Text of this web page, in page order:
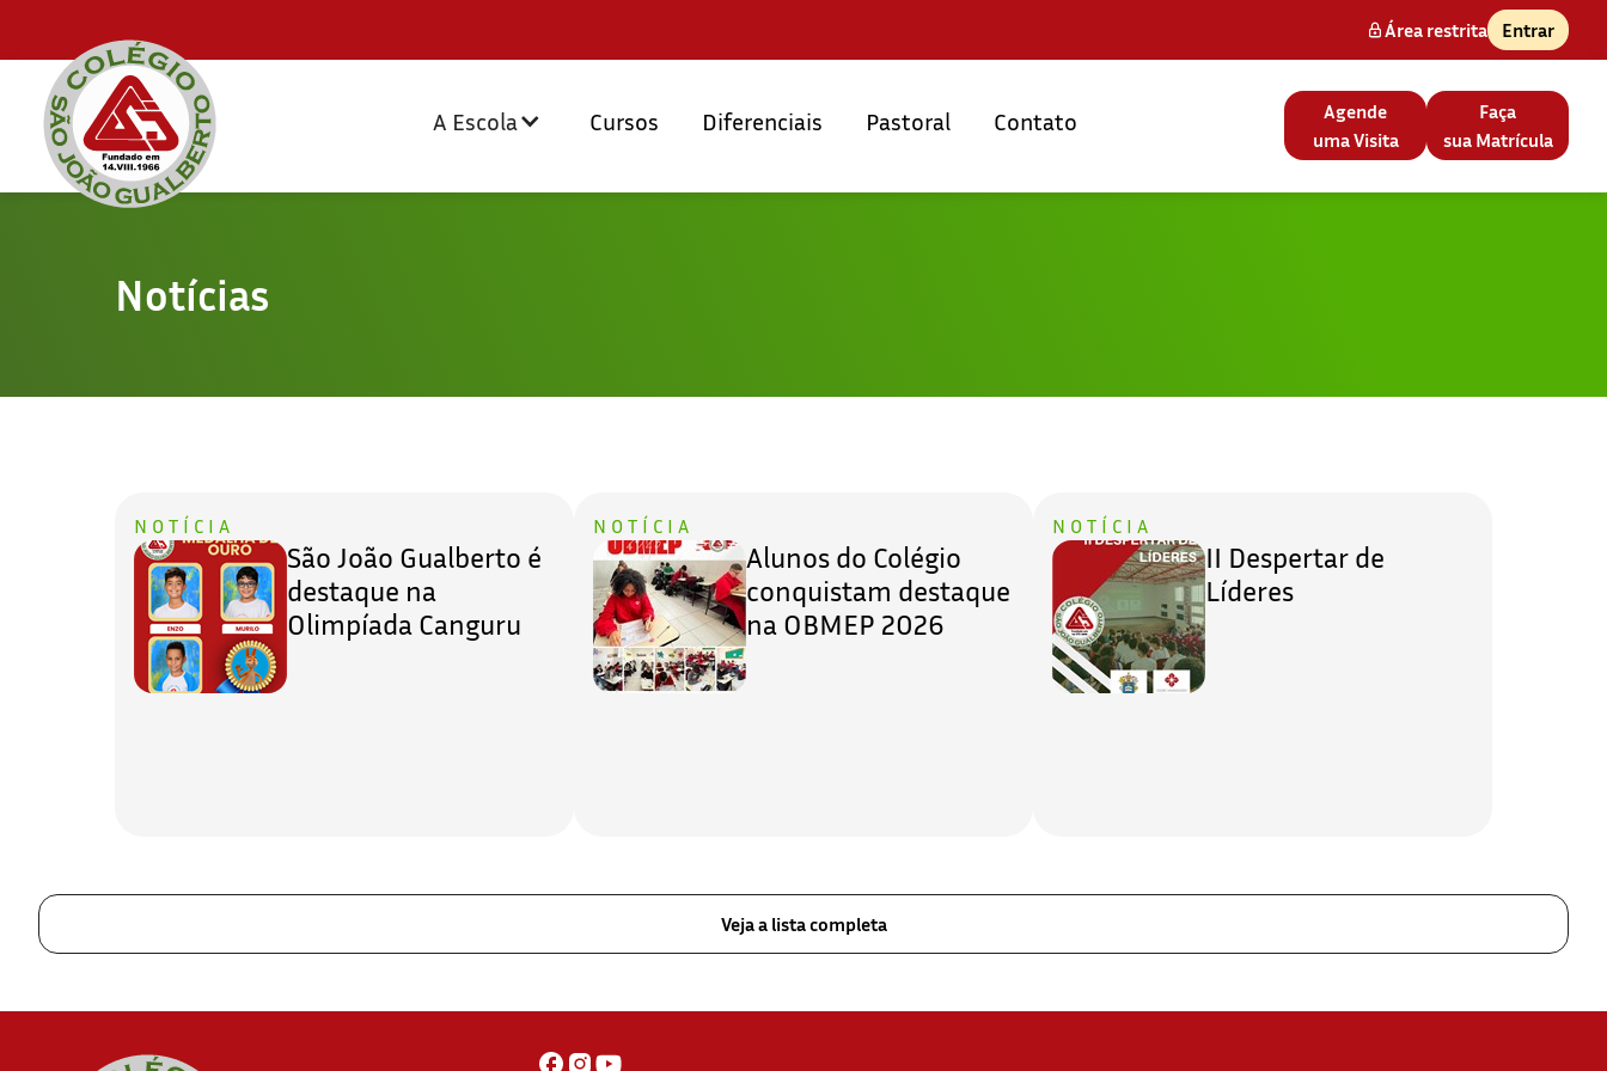
Área restrita Entrar
A Escola Cursos Diferenciais Pastoral Contato
Agende
uma Visita
Faça
sua Matrícula
Notícias
NOTÍCIA
São João Gualberto é
destaque na
Olimpíada Canguru
NOTÍCIA
Alunos do Colégio
conquistam destaque
na OBMEP 2026
NOTÍCIA
II Despertar de
Líderes
Veja a lista completa